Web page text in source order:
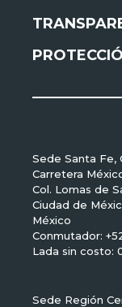
Sede Santa Fe,
Carretera
Col. Lomas de
Ciudad de
México
Conmutador:
Lada sin costo:
Sede Región